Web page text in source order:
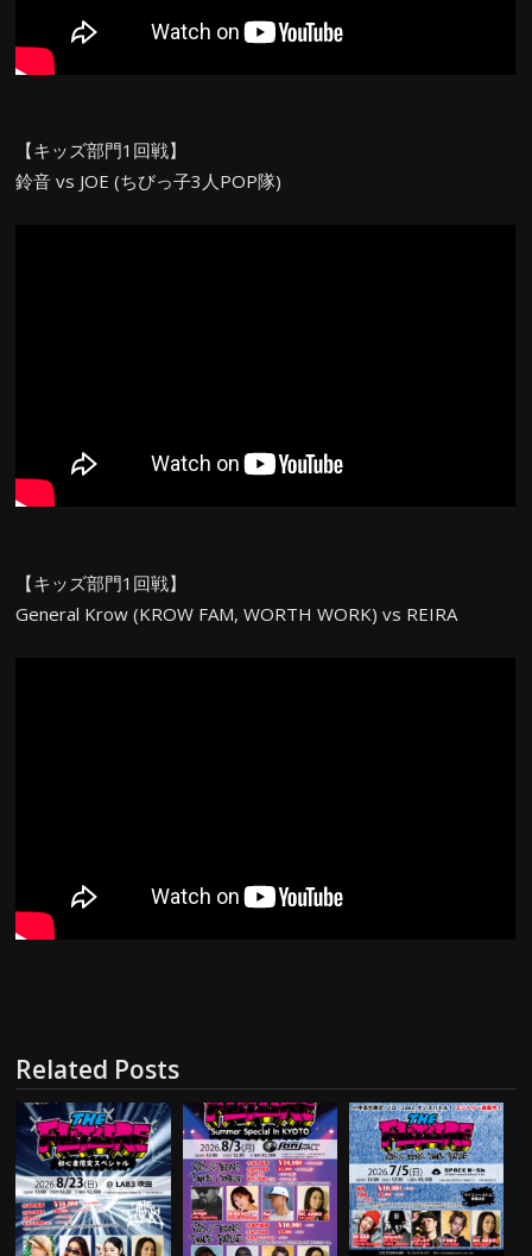
【キッズ部門1回戦】
鈴音 vs JOE (ちびっ子3人POP隊)
【キッズ部門1回戦】
General Krow (KROW FAM, WORTH WORK) vs REIRA
Related Posts